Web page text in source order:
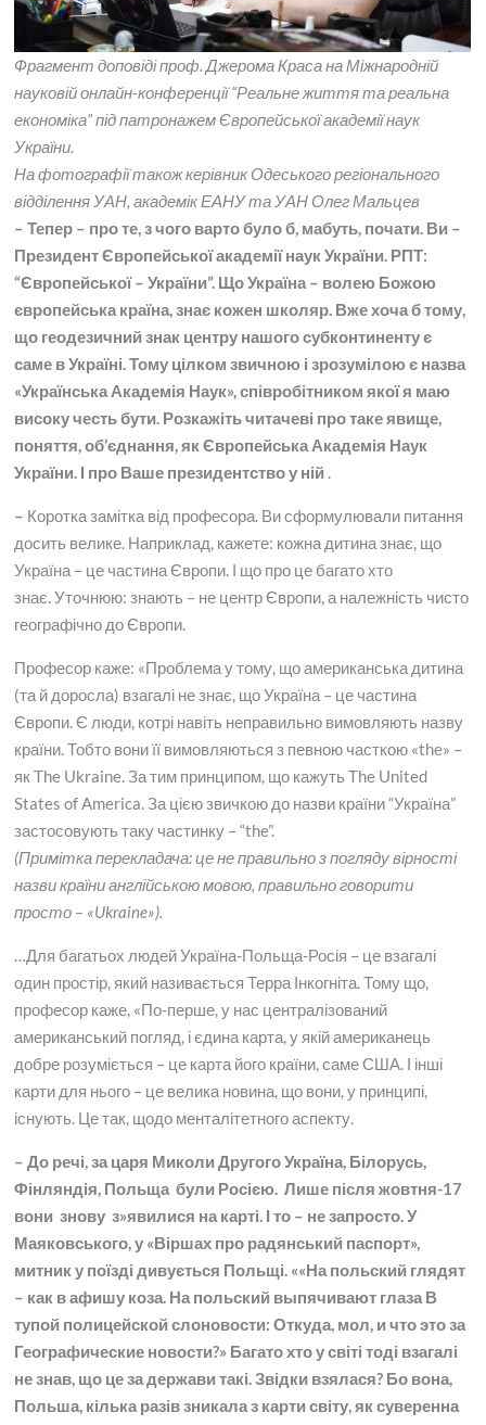
Фрагмент доповіді проф. Джерома Краса на Міжнародній
науковій онлайн-конференції “Реальне життя та реальна
економіка” під патронажем Європейської академії наук
України.
На фотографії також керівник Одеського регіонального
відділення УАН, академік ЕАНУ та УАН Олег Мальцев
– Тепер – про те, з чого варто було б, мабуть, почати. Ви –
Президент Європейської академії наук України. РПТ:
“Європейської – України”. Що Україна – волею Божою
європейська країна, знає кожен школяр. Вже хоча б тому,
що геодезичний знак центру нашого субконтиненту є
саме в Україні. Тому цілком звичною і зрозумілою є назва
«Українська Академія Наук», співробітником якої я маю
високу честь бути. Розкажіть читачеві про таке явище,
поняття, об’єднання, як Європейська Академія Наук
України. І про Ваше президентство у ній .
– Коротка замітка від професора. Ви сформулювали питання
досить велике. Наприклад, кажете: кожна дитина знає, що
Україна – це частина Європи. І що про це багато хто
знає. Уточнюю: знають – не центр Європи, а належність чисто
географічно до Європи.
Професор каже: «Проблема у тому, що американська дитина
(та й доросла) взагалі не знає, що Україна – це частина
Європи. Є люди, котрі навіть неправильно вимовляють назву
країни. Тобто вони її вимовляються з певною часткою «the» –
як The Ukraine. За тим принципом, що кажуть The United
States of America. За цією звичкою до назви країни “Україна”
застосовують таку частинку – “the”.
(Примітка перекладача: це не правильно з погляду вірності
назви країни англійською мовою, правильно говорити
просто – «Ukraine»).
…Для багатьох людей Україна-Польща-Росія – це взагалі
один простір, який називається Терра Інкогніта. Тому що,
професор каже, «По-перше, у нас централізований
американський погляд, і єдина карта, у якій американець
добре розуміється – це карта його країни, саме США. І інші
карти для нього – це велика новина, що вони, у принципі,
існують. Це так, щодо менталітетного аспекту.
– До речі, за царя Миколи Другого Україна, Білорусь,
Фінляндія, Польща були Росією. Лише після жовтня-17
вони знову з»явилися на карті. І то – не запросто. У
Маяковського, у «Віршах про радянський паспорт»,
митник у поїзді дивується Польщі. ««На польский глядят
– как в афишу коза. На польский выпячивают глаза В
тупой полицейской слоновости: Откуда, мол, и что это за
Географические новости?» Багато хто у світі тоді взагалі
не знав, що це за держави такі. Звідки взялася? Бо вона,
Польша, кілька разів зникала з карти світу, як суверенна